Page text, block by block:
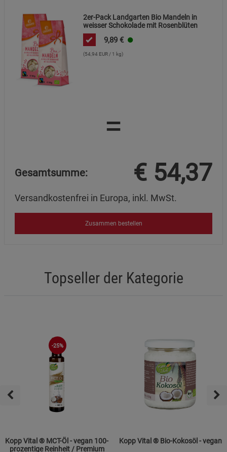
2er-Pack Landgarten Bio Mandeln in
weisser Schokolade mit Rosenblüten
9,89 €
(54,94 EUR / 1 kg)
=
Gesamtsumme: € 54,37
Versandkostenfrei in Europa, inkl. MwSt.
Zusammen bestellen
Topseller der Kategorie
-25%
Kopp Vital ® MCT-Öl - vegan 100-
prozentige Reinheit / Premium
Kopp Vital ® Bio-Kokosöl - vegan